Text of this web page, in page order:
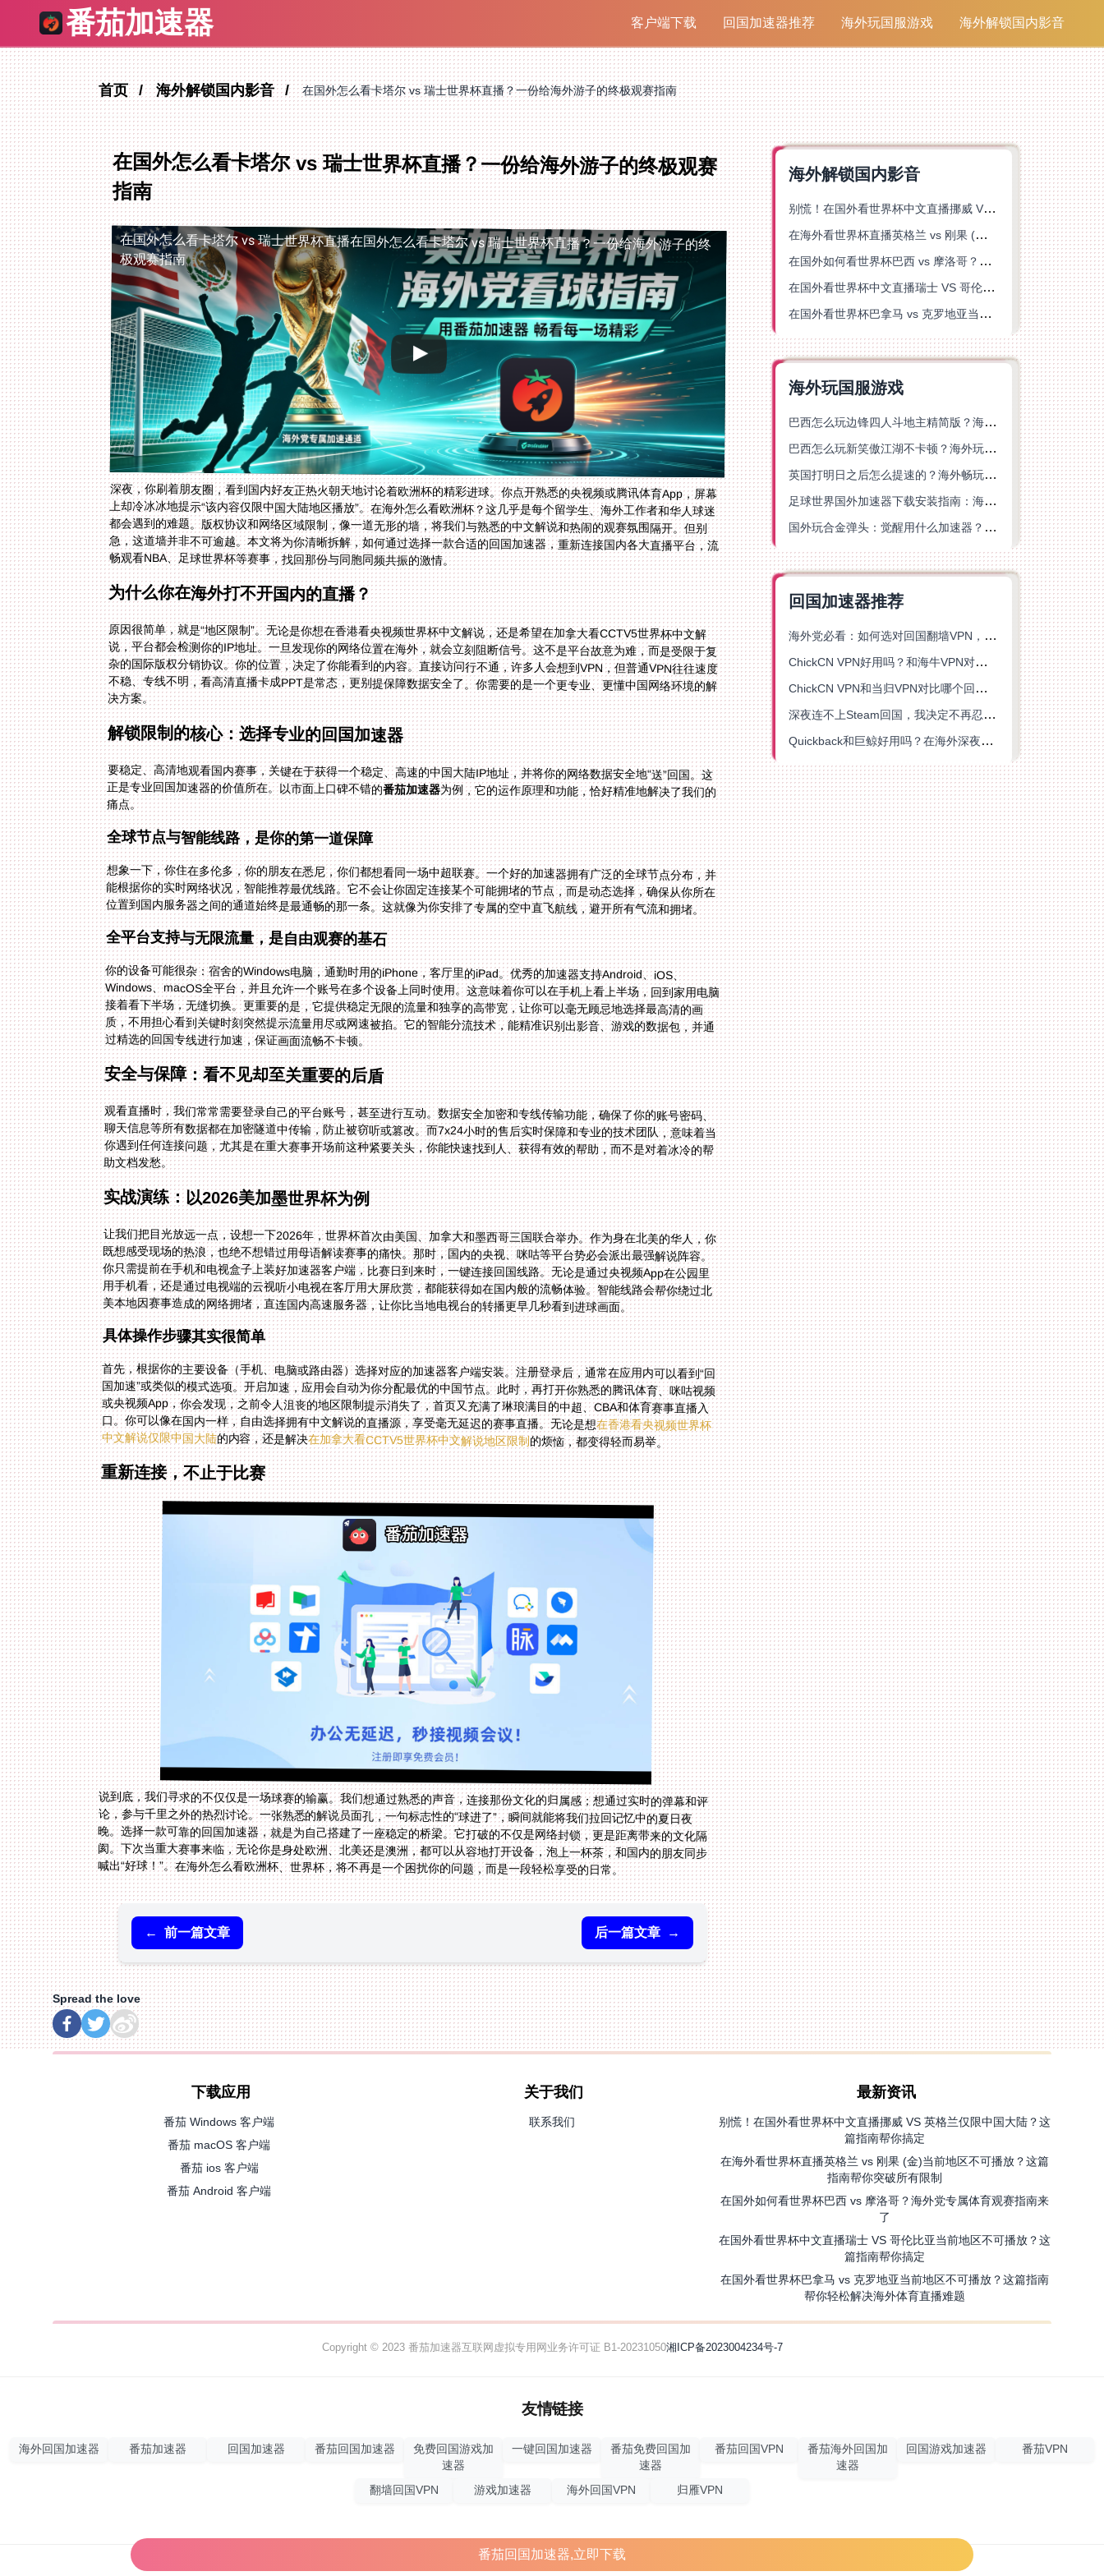
番茄加速器 客户端下载 回国加速器推荐 海外玩国服游戏 海外解锁国内影音
首页 海外解锁国内影音 在国外怎么看卡塔尔 vs 瑞士世界杯直播？一份给海外游子的终极观赛指南
在国外怎么看卡塔尔 vs 瑞士世界杯直播？一份给海外游子的终极观赛
指南
在国外怎么看卡塔尔 vs 瑞士世界杯直播在国外怎么看卡塔尔 vs 瑞士世界杯直播？一份给海外游子的终
极观赛指南
深夜，你刷着朋友圈，看到国内好友正热火朝天地讨论着欧洲杯的精彩进球。你点开熟悉的央视频或腾讯体育App，屏幕
上却冷冰冰地提示“该内容仅限中国大陆地区播放”。在海外怎么看欧洲杯？这几乎是每个留学生、海外工作者和华人球迷
都会遇到的难题。版权协议和网络区域限制，像一道无形的墙，将我们与熟悉的中文解说和热闹的观赛氛围隔开。但别
急，这道墙并非不可逾越。本文将为你清晰拆解，如何通过选择一款合适的回国加速器，重新连接国内各大直播平台，流
畅观看NBA、足球世界杯等赛事，找回那份与同胞同频共振的激情。
为什么你在海外打不开国内的直播？
原因很简单，就是“地区限制”。无论是你想在香港看央视频世界杯中文解说，还是希望在加拿大看CCTV5世界杯中文解
说，平台都会检测你的IP地址。一旦发现你的网络位置在海外，就会立刻阻断信号。这不是平台故意为难，而是受限于复
杂的国际版权分销协议。你的位置，决定了你能看到的内容。直接访问行不通，许多人会想到VPN，但普通VPN往往速度
不稳、专线不明，看高清直播卡成PPT是常态，更别提保障数据安全了。你需要的是一个更专业、更懂中国网络环境的解
决方案。
解锁限制的核心：选择专业的回国加速器
要稳定、高清地观看国内赛事，关键在于获得一个稳定、高速的中国大陆IP地址，并将你的网络数据安全地“送”回国。这
正是专业回国加速器的价值所在。以市面上口碑不错的番茄加速器为例，它的运作原理和功能，恰好精准地解决了我们的
痛点。
全球节点与智能线路，是你的第一道保障
想象一下，你住在多伦多，你的朋友在悉尼，你们都想看同一场中超联赛。一个好的加速器拥有广泛的全球节点分布，并
能根据你的实时网络状况，智能推荐最优线路。它不会让你固定连接某个可能拥堵的节点，而是动态选择，确保从你所在
位置到国内服务器之间的通道始终是最通畅的那一条。这就像为你安排了专属的空中直飞航线，避开所有气流和拥堵。
全平台支持与无限流量，是自由观赛的基石
你的设备可能很杂：宿舍的Windows电脑，通勤时用的iPhone，客厅里的iPad。优秀的加速器支持Android、iOS、
Windows、macOS全平台，并且允许一个账号在多个设备上同时使用。这意味着你可以在手机上看上半场，回到家用电脑
接着看下半场，无缝切换。更重要的是，它提供稳定无限的流量和独享的高带宽，让你可以毫无顾忌地选择最高清的画
质，不用担心看到关键时刻突然提示流量用尽或网速被掐。它的智能分流技术，能精准识别出影音、游戏的数据包，并通
过精选的回国专线进行加速，保证画面流畅不卡顿。
安全与保障：看不见却至关重要的后盾
观看直播时，我们常常需要登录自己的平台账号，甚至进行互动。数据安全加密和专线传输功能，确保了你的账号密码、
聊天信息等所有数据都在加密隧道中传输，防止被窃听或篡改。而7x24小时的售后实时保障和专业的技术团队，意味着当
你遇到任何连接问题，尤其是在重大赛事开场前这种紧要关头，你能快速找到人、获得有效的帮助，而不是对着冰冷的帮
助文档发愁。
实战演练：以2026美加墨世界杯为例
让我们把目光放远一点，设想一下2026年，世界杯首次由美国、加拿大和墨西哥三国联合举办。作为身在北美的华人，你
既想感受现场的热浪，也绝不想错过用母语解读赛事的痛快。那时，国内的央视、咪咕等平台势必会派出最强解说阵容。
你只需提前在手机和电视盒子上装好加速器客户端，比赛日到来时，一键连接回国线路。无论是通过央视频App在公园里
用手机看，还是通过电视端的云视听小电视在客厅用大屏欣赏，都能获得如在国内般的流畅体验。智能线路会帮你绕过北
美本地因赛事造成的网络拥堵，直连国内高速服务器，让你比当地电视台的转播更早几秒看到进球画面。
具体操作步骤其实很简单
首先，根据你的主要设备（手机、电脑或路由器）选择对应的加速器客户端安装。注册登录后，通常在应用内可以看到“回
国加速”或类似的模式选项。开启加速，应用会自动为你分配最优的中国节点。此时，再打开你熟悉的腾讯体育、咪咕视频
或央视频App，你会发现，之前令人沮丧的地区限制提示消失了，首页又充满了琳琅满目的中超、CBA和体育赛事直播入
口。你可以像在国内一样，自由选择拥有中文解说的直播源，享受毫无延迟的赛事直播。无论是想在香港看央视频世界杯
中文解说仅限中国大陆的内容，还是解决在加拿大看CCTV5世界杯中文解说地区限制的烦恼，都变得轻而易举。
重新连接，不止于比赛
说到底，我们寻求的不仅仅是一场球赛的输赢。我们想通过熟悉的声音，连接那份文化的归属感；想通过实时的弹幕和评
论，参与千里之外的热烈讨论。一张熟悉的解说员面孔，一句标志性的“球进了”，瞬间就能将我们拉回记忆中的夏日夜
晚。选择一款可靠的回国加速器，就是为自己搭建了一座稳定的桥梁。它打破的不仅是网络封锁，更是距离带来的文化隔
阂。下次当重大赛事来临，无论你是身处欧洲、北美还是澳洲，都可以从容地打开设备，泡上一杯茶，和国内的朋友同步
喊出“好球！”。在海外怎么看欧洲杯、世界杯，将不再是一个困扰你的问题，而是一段轻松享受的日常。
← 前一篇文章 后一篇文章 →
海外解锁国内影音
别慌！在国外看世界杯中文直播挪威 VS 英格兰仅限中国大陆？这篇指南帮你搞定
在海外看世界杯直播英格兰 vs 刚果 (金)当前地区不可播放？这篇指南帮你突破所有限制
在国外如何看世界杯巴西 vs 摩洛哥？海外党专属体育观赛指南来了
在国外看世界杯中文直播瑞士 VS 哥伦比亚当前地区不可播放？这篇指南帮你搞定
在国外看世界杯巴拿马 vs 克罗地亚当前地区不可播放？这篇指南帮你轻松解决海外体育直播难题
海外玩国服游戏
巴西怎么玩边锋四人斗地主精简版？海外游戏党的加速器终极选择
巴西怎么玩新笑傲江湖不卡顿？海外玩家国服游戏加速终极指南（附猫和老鼠一梦江湖实测）
英国打明日之后怎么提速的？海外畅玩国服游戏终极指南
足球世界国外加速器下载安装指南：海外党畅玩国服游戏的终极解决方案
国外玩合金弹头：觉醒用什么加速器？一份写给海外游子的畅玩指南
回国加速器推荐
海外党必看：如何选对回国翻墙VPN，无缝解锁国内资源？
ChickCN VPN好用吗？和海牛VPN对比哪个回国效果更好？
ChickCN VPN和当归VPN对比哪个回国效果更好？海外党亲测后选了它
深夜连不上Steam回国，我决定不再忍受这数字鸿沟
Quickback和巨鲸好用吗？在海外深夜想刷B站、追爱奇艺的你，或许正需要这份答案
Spread the love
下载应用
番茄 Windows 客户端
番茄 macOS 客户端
番茄 ios 客户端
番茄 Android 客户端
关于我们
联系我们
最新资讯
别慌！在国外看世界杯中文直播挪威 VS 英格兰仅限中国大陆？这
篇指南帮你搞定
在海外看世界杯直播英格兰 vs 刚果 (金)当前地区不可播放？这篇
指南帮你突破所有限制
在国外如何看世界杯巴西 vs 摩洛哥？海外党专属体育观赛指南来
了
在国外看世界杯中文直播瑞士 VS 哥伦比亚当前地区不可播放？这
篇指南帮你搞定
在国外看世界杯巴拿马 vs 克罗地亚当前地区不可播放？这篇指南
帮你轻松解决海外体育直播难题
Copyright © 2023 番茄加速器互联网虚拟专用网业务许可证 B1-20231050湘ICP备2023004234号-7
友情链接
海外回国加速器 番茄加速器 回国加速器 番茄回国加速器
免费回国游戏加
速器
一键回国加速器
番茄免费回国加
速器
番茄回国VPN
番茄海外回国加
速器
回国游戏加速器 番茄VPN
翻墙回国VPN 游戏加速器 海外回国VPN 归雁VPN
番茄回国加速器,立即下载